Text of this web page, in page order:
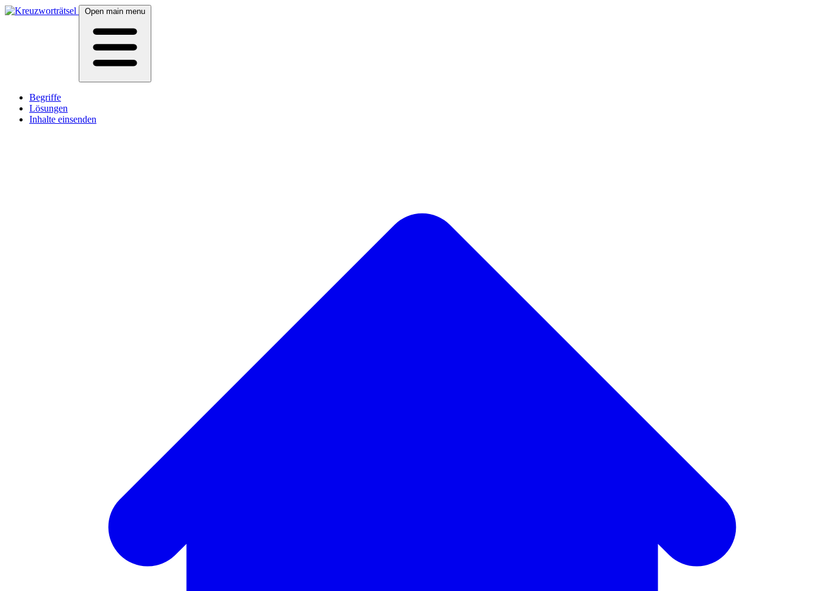
Open main menu
Begriffe
Lösungen
Inhalte einsenden